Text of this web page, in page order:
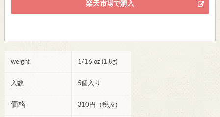
楽天市場で購入
weight 1/16 oz (1.8g)
入数 5個入り
価格 310円（税抜）